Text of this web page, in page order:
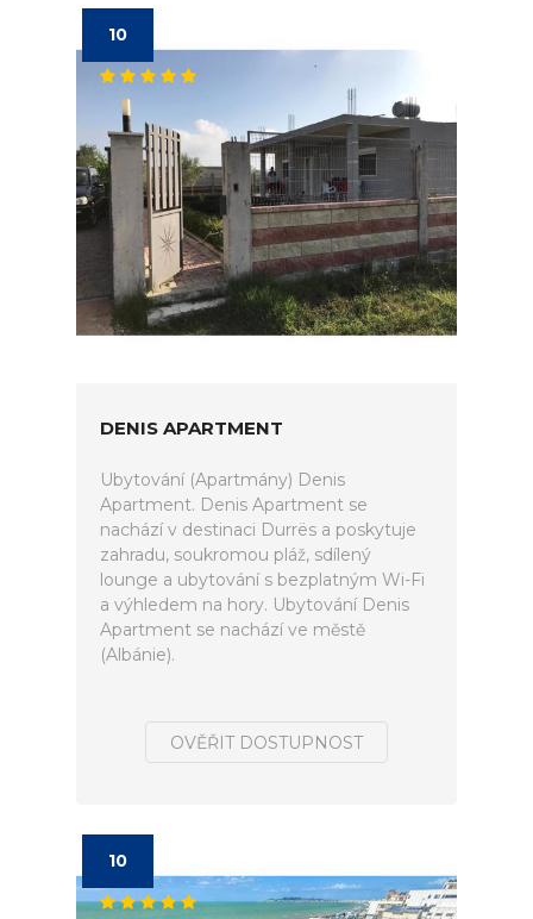
10
DENIS APARTMENT
Ubytování (Apartmány) Denis
Apartment. Denis Apartment se
nachází v destinaci Durrës a poskytuje
zahradu, soukromou pláž, sdílený
lounge a ubytování s bezplatným Wi-Fi
a výhledem na hory. Ubytování Denis
Apartment se nachází ve městě
(Albánie).
OVĚŘIT DOSTUPNOST
10